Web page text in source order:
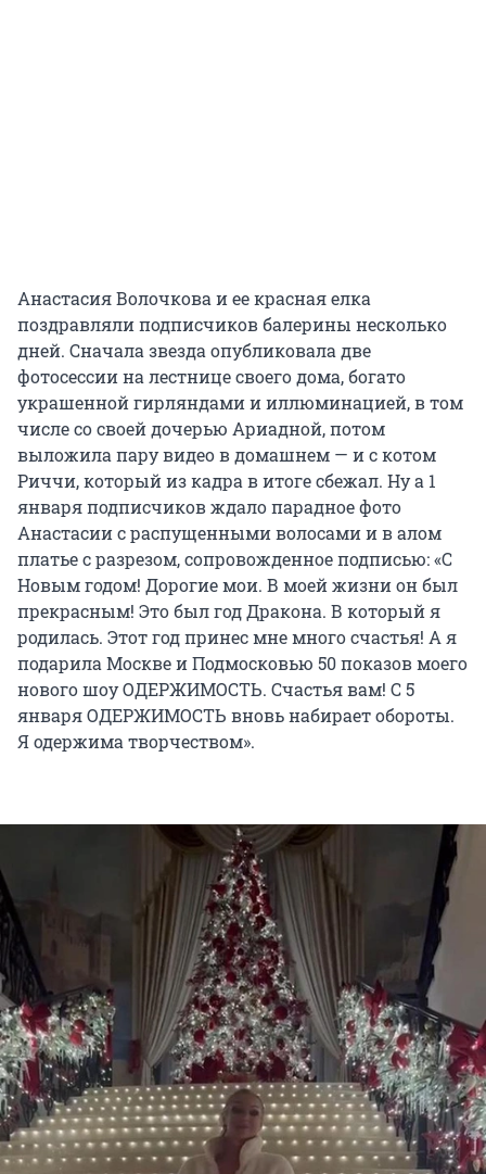
Анастасия Волочкова и ее красная елка
поздравляли подписчиков балерины несколько
дней. Сначала звезда опубликовала две
фотосессии на лестнице своего дома, богато
украшенной гирляндами и иллюминацией, в том
числе со своей дочерью Ариадной, потом
выложила пару видео в домашнем — и с котом
Риччи, который из кадра в итоге сбежал. Ну а 1
января подписчиков ждало парадное фото
Анастасии с распущенными волосами и в алом
платье с разрезом, сопровожденное подписью: «С
Новым годом! Дорогие мои. В моей жизни он был
прекрасным! Это был год Дракона. В который я
родилась. Этот год принес мне много счастья! А я
подарила Москве и Подмосковью 50 показов моего
нового шоу ОДЕРЖИМОСТЬ. Счастья вам! С 5
января ОДЕРЖИМОСТЬ вновь набирает обороты.
Я одержима творчеством».